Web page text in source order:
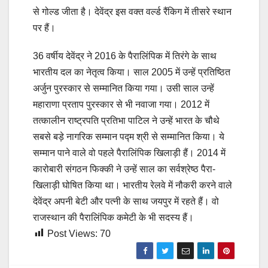
से गोल्ड जीता है। देवेंद्र इस वक्त वर्ल्ड रैंकिग में तीसरे स्थान
पर हैं।
36 वर्षीय देवेंद्र ने 2016 के पैरालिंपिक में तिरंगे के साथ
भारतीय दल का नेतृत्व किया। साल 2005 में उन्हें प्रतिष्ठित
अर्जुन पुरस्कार से सम्मानित किया गया। उसी साल उन्हें
महाराणा प्रताप पुरस्कार से भी नवाजा गया। 2012 में
तत्कालीन राष्ट्रपति प्रतिभा पाटिल ने उन्हें भारत के चौथे
सबसे बड़े नागरिक सम्मान पद्म श्री से सम्मानित किया। ये
सम्मान पाने वाले वो पहले पैरालिंपिक खिलाड़ी हैं। 2014 में
कारोबारी संगठन फिक्की ने उन्हें साल का सर्वश्रेष्ठ पैरा-
खिलाड़ी घोषित किया था। भारतीय रेलवे में नौकरी करने वाले
देवेंद्र अपनी बेटी और पत्नी के साथ जयपुर में रहते हैं। वो
राजस्थान की पैरालिंपिक कमेटी के भी सदस्य हैं।
Post Views: 70